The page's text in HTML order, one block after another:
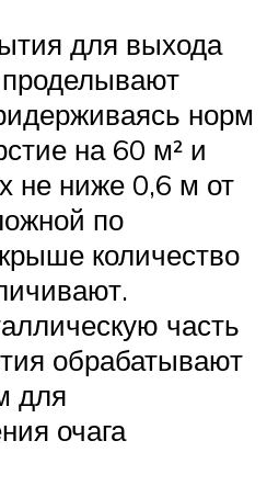
для выхода
норм
на 60 м² и
не ниже 0,6 м от
по
количество
часть
обрабатывают
для
очага